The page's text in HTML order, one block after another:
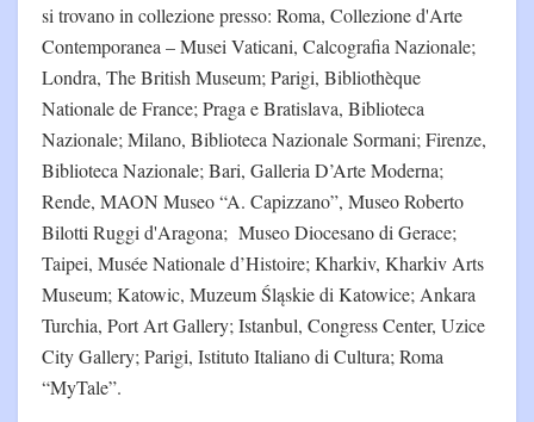
si trovano in collezione presso: Roma, Collezione d'Arte
Contemporanea – Musei Vaticani, Calcografia Nazionale;
Londra, The British Museum; Parigi, Bibliothèque
Nationale de France; Praga e Bratislava, Biblioteca
Nazionale; Milano, Biblioteca Nazionale Sormani; Firenze,
Biblioteca Nazionale; Bari, Galleria D’Arte Moderna;
Rende, MAON Museo “A. Capizzano”, Museo Roberto
Bilotti Ruggi d'Aragona; Museo Diocesano di Gerace;
Taipei, Musée Nationale d’Histoire; Kharkiv, Kharkiv Arts
Museum; Katowic, Muzeum Śląskie di Katowice; Ankara
Turchia, Port Art Gallery; Istanbul, Congress Center, Uzice
City Gallery; Parigi, Istituto Italiano di Cultura; Roma
“MyTale”.